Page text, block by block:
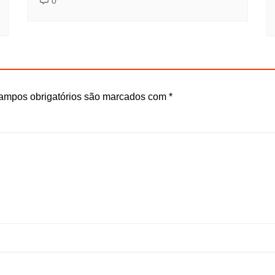
obrigatórios são marcados com *